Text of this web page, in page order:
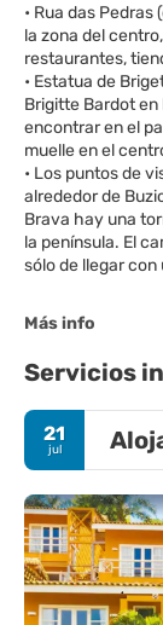
• Rua das
la zona del
restaurantes,
• Estatua de
Brigitte Bardot en
encontrar en el
muelle en el
• Los puntos de
alrededor de
Brava hay una
la península. El
sólo de llegar
Más info
Servicios
21
jul